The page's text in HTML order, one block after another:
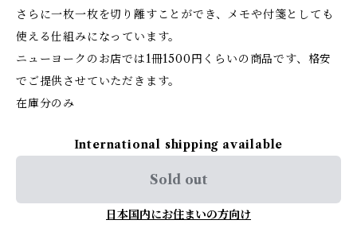
さらに一枚一枚を切り離すことができ、メモや付箋としても
使える仕組みになっています。
ニューヨークのお店では1冊1500円くらいの商品です、格安
でご提供させていただきます。
在庫分のみ
International shipping available
Sold out
日本国内にお住まいの方向け